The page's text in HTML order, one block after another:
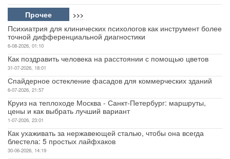
Прочее >>>
Психиатрия для клинических психологов как инструмент более
точной дифференциальной диагностики
6-08-2026, 01:10
Как поздравить человека на расстоянии с помощью цветов
31-07-2026, 18:01
Спайдерное остекление фасадов для коммерческих зданий
6-07-2026, 21:57
Круиз на теплоходе Москва - Санкт-Петербург: маршруты,
цены и как выбрать лучший вариант
1-07-2026, 23:01
Как ухаживать за нержавеющей сталью, чтобы она всегда
блестела: 5 простых лайфхаков
30-06-2026, 14:19